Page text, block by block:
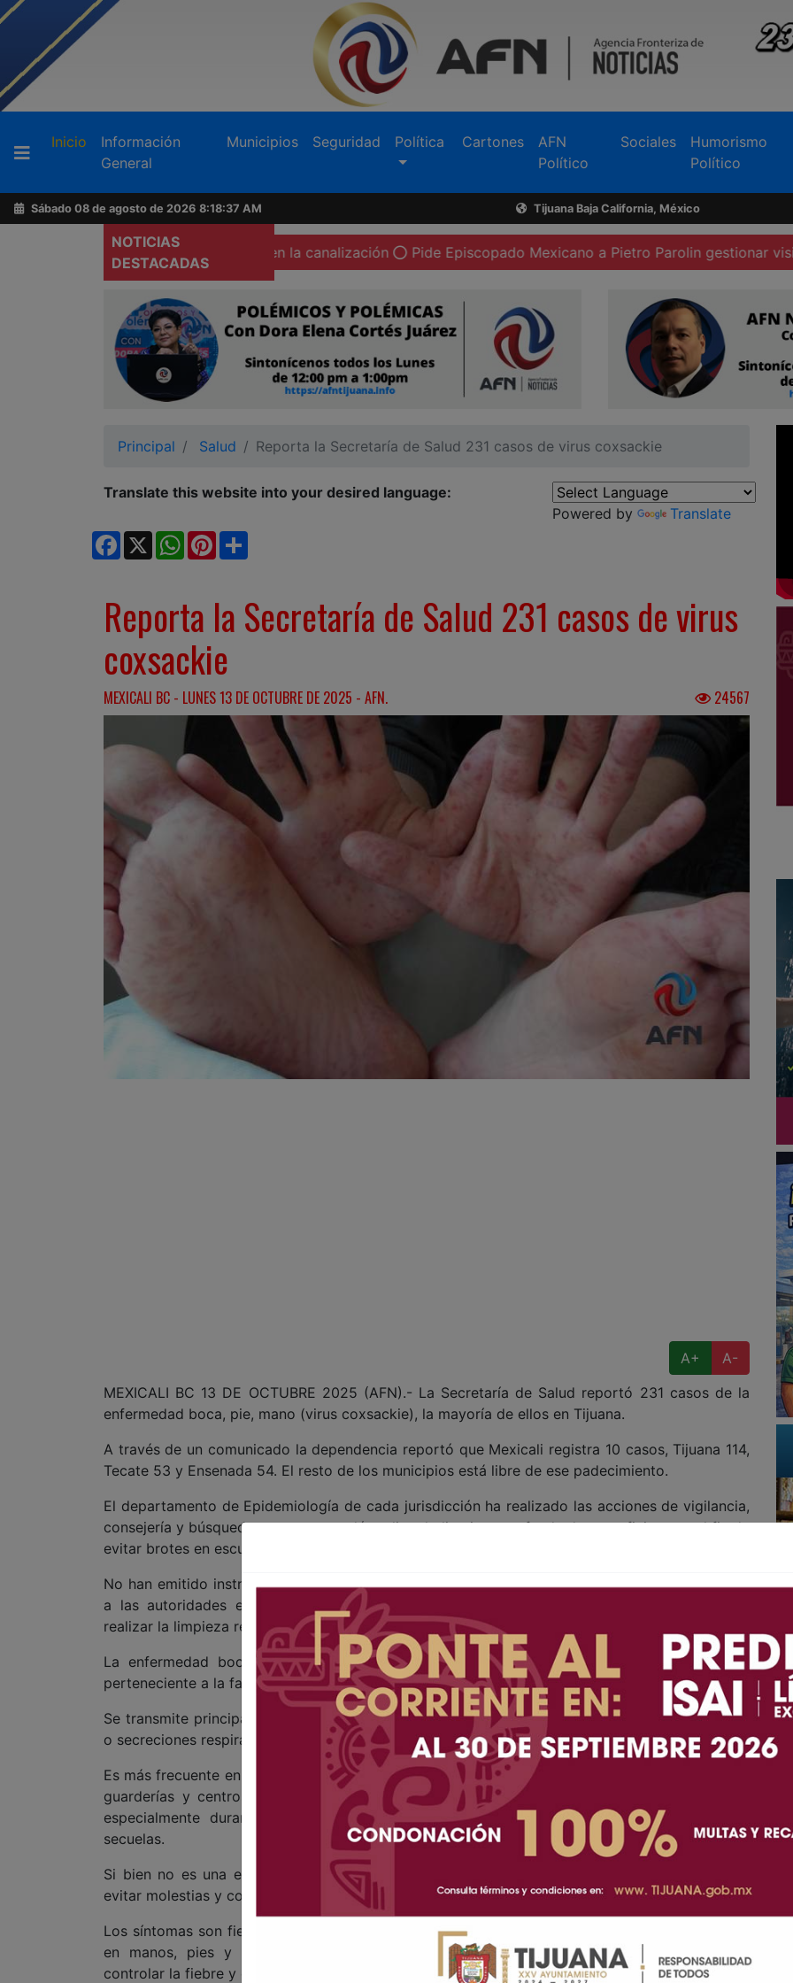
Inicio (current)
Información
General
Municipios Seguridad Política Cartones
AFN
Político
Sociales
Humorismo
Político
Sábado 08 de agosto de 2026 8:18:38 AM Tijuana Baja California, México
NOTICIAS
DESTACADAS
de una mujer calcinada en la canalización Pide Episcopado Mexicano a Pietro Parolin gestionar visita del
Principal Salud Reporta la Secretaría de Salud 231 casos de virus coxsackie
Translate this website into your desired language:
Powered by
Translate
Facebook
X WhatsApp
Pinterest
Reporta la Secretaría de Salud 231 casos de virus
coxsackie
MEXICALI BC - LUNES 13 DE OCTUBRE DE 2025 - AFN. 24567
A+
A-
MEXICALI BC 13 DE OCTUBRE 2025 (AFN).- La Secretaría de Salud reportó 231 casos de la
enfermedad boca, pie, mano (virus coxsackie), la mayoría de ellos en Tijuana.
A través de un comunicado la dependencia reportó que Mexicali registra 10 casos, Tijuana 114,
Tecate 53 y Ensenada 54. El resto de los municipios está libre de ese padecimiento.
El departamento de Epidemiología de cada jurisdicción ha realizado las acciones de vigilancia,
consejería y búsqueda y se recomendó realizar la limpieza profunda de superficies con el fin de
evitar brotes en escuelas y guarderías, informó la Secretaría.
No han emitido instrucción de cerrar establecimientos, precisó el documento, y corresponderá
a las autoridades educativas tomar medidas al respecto según su criterio operativo para
realizar la limpieza recomendada.
La enfermedad boca-mano-pie, es una afección benigna causada por el virus Coxsackie,
perteneciente a la familia de los enterovirus.
Se transmite principalmente por contacto directo con manos sucias, superficies contaminadas
o secreciones respiratorias.
Es más frecuente en niñas y niños menores de 10 años, y suele presentarse en brotes dentro de
guarderías y centros escolares. El virus se encuentra de manera constante en el ambiente,
especialmente durante el verano y el otoño. Aunque provoca malestar general, no deja
secuelas.
Si bien no es una enfermedad grave, detener la cadena de transmisión es fundamental para
evitar molestias y contagios en la población infantil.
Los síntomas son fiebre alta, malestar general, dolor de garganta, úlceras en boca y salpullido
en manos, pies y extremidades. Para su tratamiento se administran medicamentos para
controlar la fiebre y el dolor. La enfermedad suele desaparecer entre cinco y ocho días después
Buscador
Acerca
de